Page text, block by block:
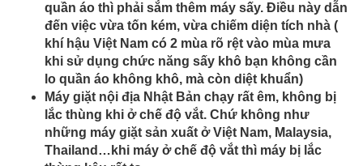
quần áo thì phải sắm thêm máy sấy. Điều này dẫn
đến việc vừa tốn kém, vừa chiếm diện tích nhà (
khí hậu Việt Nam có 2 mùa rõ rệt vào mùa mưa
khi sử dụng chức năng sấy khô bạn không cần
lo quần áo không khô, mà còn diệt khuẩn)
Máy giặt nội địa Nhật Bản chạy rất êm, không bị
lắc thùng khi ở chế độ vắt. Chứ không như
những máy giặt sản xuất ở Việt Nam, Malaysia,
Thailand…khi máy ở chế độ vắt thì máy bị lắc